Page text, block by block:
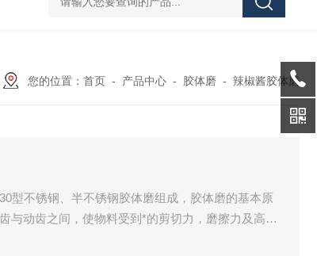
您的位置： 首页 - 产品中心 - 胶体磨 - 辣椒酱胶体磨
型不锈钢、半不锈钢胶体磨组成，胶体磨的基本原
与动齿之间，使物料受到*的剪切力，磨擦力及高频